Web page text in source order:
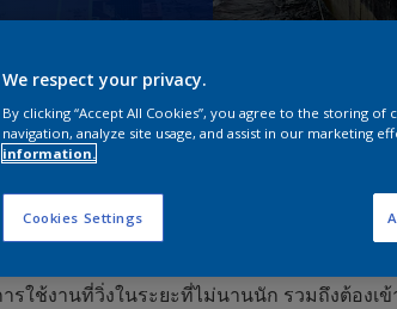
านลดค่าใช้จ่ายในการซ่อมบำรุง และปกป้องเรื
นโดยธรรมชาติของงานเรือ ซึ่งเป็นผลมาจาก
ใช้งานที่วิ่งในระยะที่ไม่นานนัก รวมถึงต้อง
We respect your privacy.
By clicking “Accept All Cookies”, you agree to the storing
navigation, analyze site usage, and assist in our marketing
information.
Cookies Settings